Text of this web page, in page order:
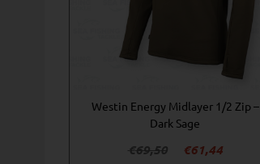
Westin Energy Midlayer 1/2 Zip –
Dark Sage
€69,50
Det
€61,44Det